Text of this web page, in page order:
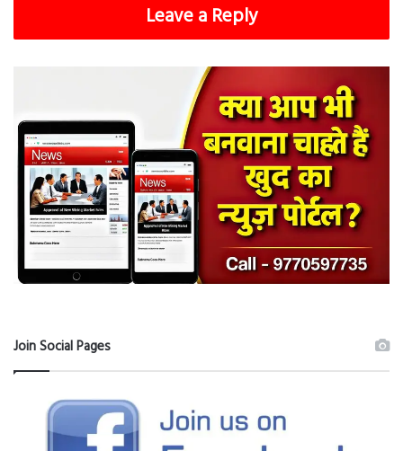
Leave a Reply
Join Social Pages